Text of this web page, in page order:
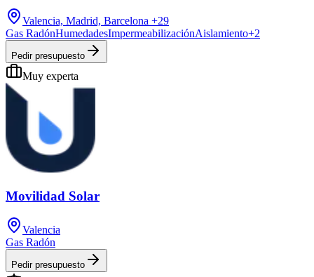
Valencia, Madrid, Barcelona +29
Gas RadónHumedadesImpermeabilizaciónAislamiento+2
Pedir presupuesto
Muy experta
Movilidad Solar
Valencia
Gas Radón
Pedir presupuesto